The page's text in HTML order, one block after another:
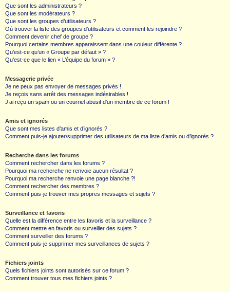
Que sont les administrateurs ?
Que sont les modérateurs ?
Que sont les groupes d’utilisateurs ?
Où trouver la liste des groupes d’utilisateurs et comment les rejoindre ?
Comment devenir chef de groupe ?
Pourquoi certains membres apparaissent dans une couleur différente ?
Qu’est-ce qu’un « Groupe par défaut » ?
Qu’est-ce que le lien « L’équipe du forum » ?
Messagerie privée
Je ne peux pas envoyer de messages privés !
Je reçois sans arrêt des messages indésirables !
J’ai reçu un spam ou un courriel abusif d’un membre de ce forum !
Amis et ignorés
Que sont mes listes d’amis et d’ignorés ?
Comment puis-je ajouter/supprimer des utilisateurs de ma liste d’amis ou d’ignorés ?
Recherche dans les forums
Comment rechercher dans les forums ?
Pourquoi ma recherche ne renvoie aucun résultat ?
Pourquoi ma recherche renvoie une page blanche ?!
Comment rechercher des membres ?
Comment puis-je trouver mes propres messages et sujets ?
Surveillance et favoris
Quelle est la différence entre les favoris et la surveillance ?
Comment mettre en favoris ou surveiller des sujets ?
Comment surveiller des forums ?
Comment puis-je supprimer mes surveillances de sujets ?
Fichiers joints
Quels fichiers joints sont autorisés sur ce forum ?
Comment trouver tous mes fichiers joints ?